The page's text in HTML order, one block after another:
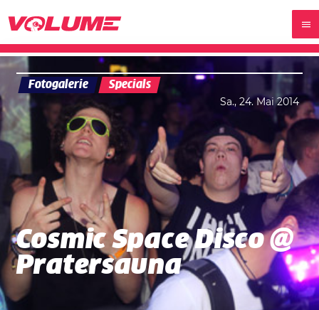
Fotogalerie Specials
Sa., 24. Mai 2014
Cosmic Space Disco @
Pratersauna